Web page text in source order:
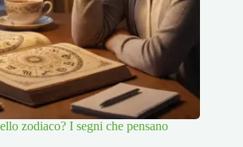
zodiaco? I segni che pensano